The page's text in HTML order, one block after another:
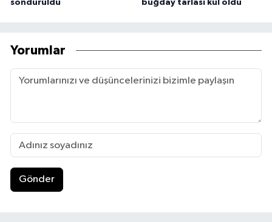
söndürüldü
buğday tarlası kül oldu
Yorumlar
Gönder